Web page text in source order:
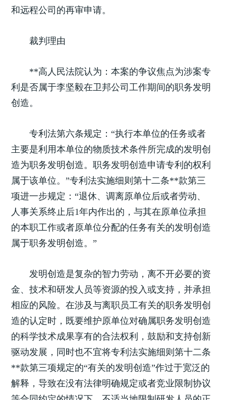
和远程公司的再审申请。
裁判理由
**高人民法院认为：本案的争议焦点为涉案专
利是否属于李坚毅在卫邦公司工作期间的职务发明
创造。
专利法第六条规定：“执行本单位的任务或者
主要是利用本单位的物质技术条件所完成的发明创
造为职务发明创造。职务发明创造申请专利的权利
属于该单位。”专利法实施细则第十二条**款第三
项进一步规定：“退休、调离原单位后或者劳动、
人事关系终止后1年内作出的，与其在原单位承担
的本职工作或者原单位分配的任务有关的发明创造
属于职务发明创造。”
发明创造是复杂的智力劳动，离不开必要的资
金、技术和研发人员等资源的投入或支持，并承担
相应的风险。在涉及与离职员工有关的职务发明创
造的认定时，既要维护原单位对确属职务发明创造
的科学技术成果享有的合法权利，鼓励和支持创新
驱动发展，同时也不宜将专利法实施细则第十二条
**款第三项规定的“有关的发明创造”作过于宽泛的
解释，导致在没有法律明确规定或者竞业限制协议